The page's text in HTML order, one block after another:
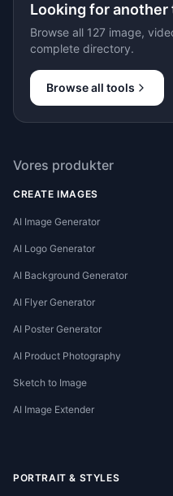
Looking for another
Browse all 127 image,
complete directory.
Browse all tools
Vores produkter
CREATE IMAGES
AI Image Generator
AI Logo Generator
AI Background Generator
AI Flyer Generator
AI Poster Generator
AI Product Photography
Sketch to Image
AI Image Extender
PORTRAIT & STYLES